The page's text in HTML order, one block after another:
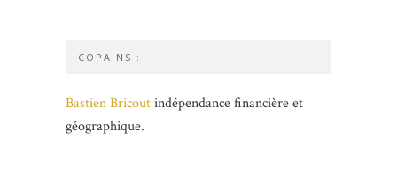
COPAINS :
Bastien Bricoutindépendance financière et
géographique.